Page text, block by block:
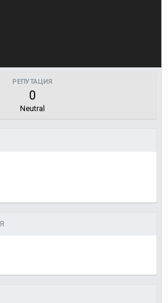
РЕПУТАЦИЯ
0
Neutral